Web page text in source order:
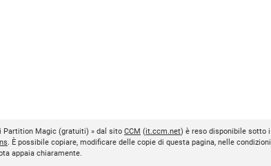
Partition Magic (gratuiti) » dal sito CCM (it.ccm.net) è reso disponibile sotto i
. È possibile copiare, modificare delle copie di questa pagina, nelle condizioni
appaia chiaramente.